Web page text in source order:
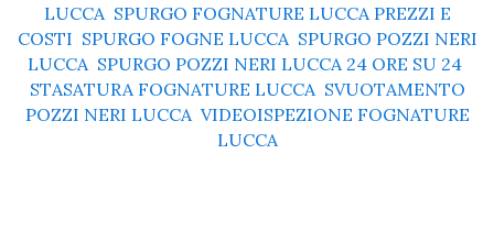
LUCCA SPURGO FOGNATURE LUCCA PREZZI E
COSTI SPURGO FOGNE LUCCA SPURGO POZZI NERI
LUCCA SPURGO POZZI NERI LUCCA 24 ORE SU 24
STASATURA FOGNATURE LUCCA SVUOTAMENTO
POZZI NERI LUCCA VIDEOISPEZIONE FOGNATURE
LUCCA